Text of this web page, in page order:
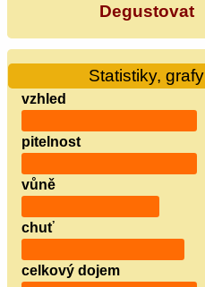
Degustovat
Statistiky, grafy
vzhled
pitelnost
vůně
chuť
celkový dojem